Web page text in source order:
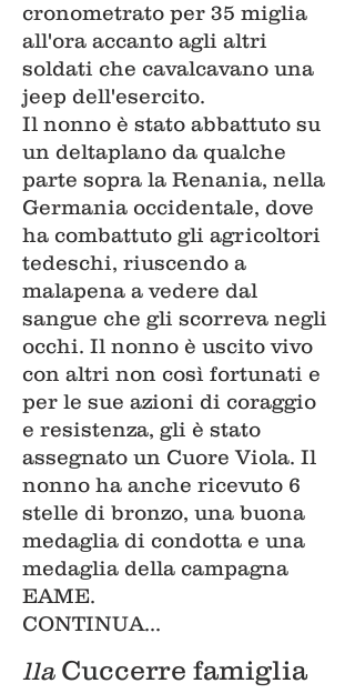
cronometrato per 35 miglia
all'ora accanto agli altri
soldati che cavalcavano una
jeep dell'esercito.
Il nonno è stato abbattuto su
un deltaplano da qualche
parte sopra la Renania, nella
Germania occidentale, dove
ha combattuto gli agricoltori
tedeschi, riuscendo a
malapena a vedere dal
sangue che gli scorreva negli
occhi. Il nonno è uscito vivo
con altri non così fortunati e
per le sue azioni di coraggio
e resistenza, gli è stato
assegnato un Cuore Viola. Il
nonno ha anche ricevuto 6
stelle di bronzo, una buona
medaglia di condotta e una
medaglia della campagna
EAME.
CONTINUA...
llaCuccerre famiglia